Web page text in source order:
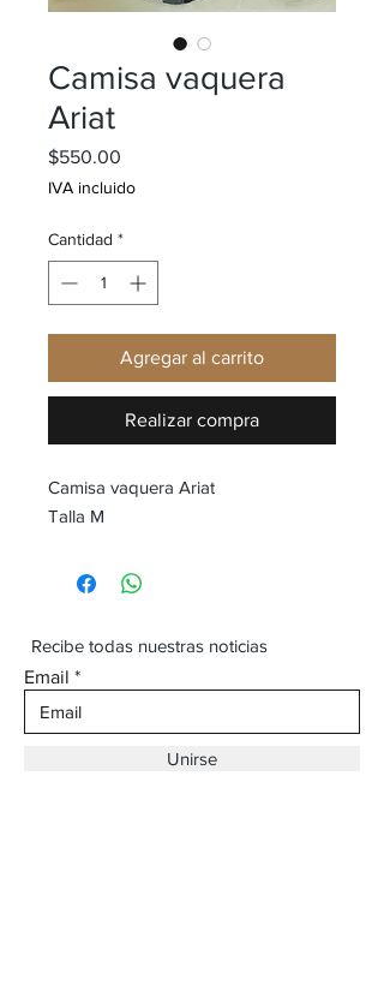
Camisa vaquera
Ariat
$550.00
IVA incluido
Cantidad *
Agregar al carrito
Realizar compra
Camisa vaquera Ariat
Talla M
Recibe todas nuestras noticias
Email
Unirse